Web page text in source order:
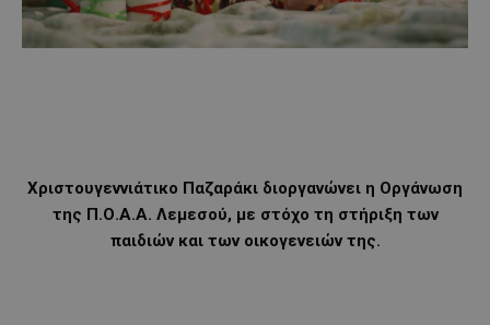
Χριστουγεννιάτικο Παζαράκι διοργανώνει η Οργάνωση
της Π.Ο.Α.Α. Λεμεσού, με στόχο τη στήριξη των
παιδιών και των οικογενειών της.